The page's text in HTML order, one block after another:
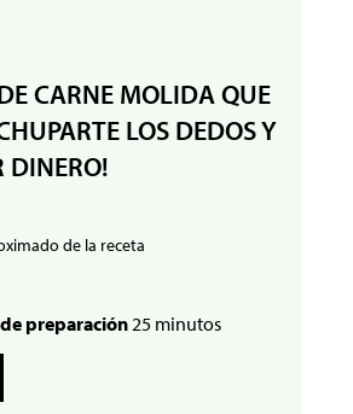
CARNE MOLIDA QUE
LOS DEDOS Y
DINERO!
de la receta
preparación25 minutos